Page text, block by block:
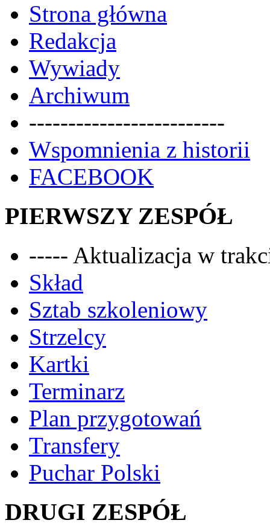
Strona główna
Redakcja
Wywiady
Archiwum
-------------------------
Wspomnienia z historii
FACEBOOK
PIERWSZY ZESPÓŁ
----- Aktualizacja w
Skład
Sztab szkoleniowy
Strzelcy
Kartki
Terminarz
Plan przygotowań
Transfery
Puchar Polski
DRUGI ZESPÓŁ